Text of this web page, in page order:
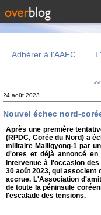
Adhérer à l'AAFC
24 août 2023
Nouvel échec nord-
Après une première
(RPDC, Corée du Nord) a
militaire Malligyong-1 par
d'ores et déjà annoncé
intervenue à l'occasion
30 août 2023, qui associent
accrue. L'Association
de toute la péninsule
l'escalade des tensions.